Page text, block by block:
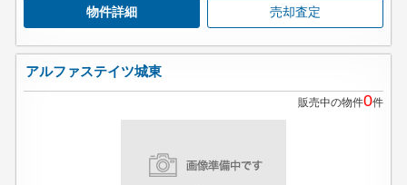
物件詳細 売却査定
アルファステイツ城東
販売中の物件0件